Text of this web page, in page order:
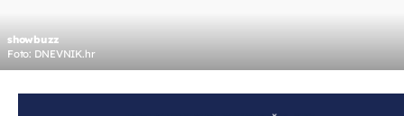
showbuzz
Foto: DNEVNIK.hr